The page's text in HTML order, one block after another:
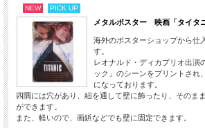
NEW PICK UP
メタルポスター 映画「タイタ
海外のポスターショップから仕
す。
レオナルド・ディカプリオ出演
ック」のシーンをプリントされ
になっております。
四隅には穴があり、紐を通して壁に飾ったり、そのま
ができます。
また、軽いので、画鋲などでも壁に固定できます。